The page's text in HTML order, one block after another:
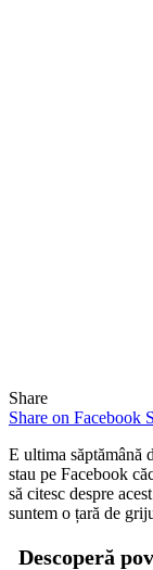
Share
Share on Facebook
E ultima săptămână
stau pe Facebook
să citesc despre
suntem o țară de
Descoperă